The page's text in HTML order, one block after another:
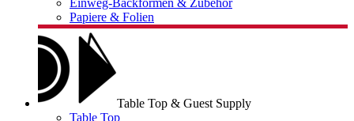
Einweg-Backformen & Zubehör
Papiere & Folien
Table Top & Guest Supply
Table Top